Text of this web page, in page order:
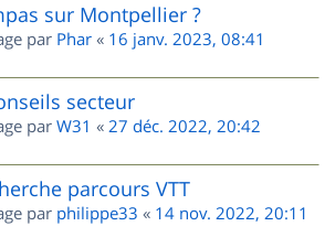
sur Montpellier ?
par Phar « 16 janv. 2023, 08:41
secteur
par W31 « 27 déc. 2022, 20:42
parcours VTT
par philippe33 « 14 nov. 2022, 20:11